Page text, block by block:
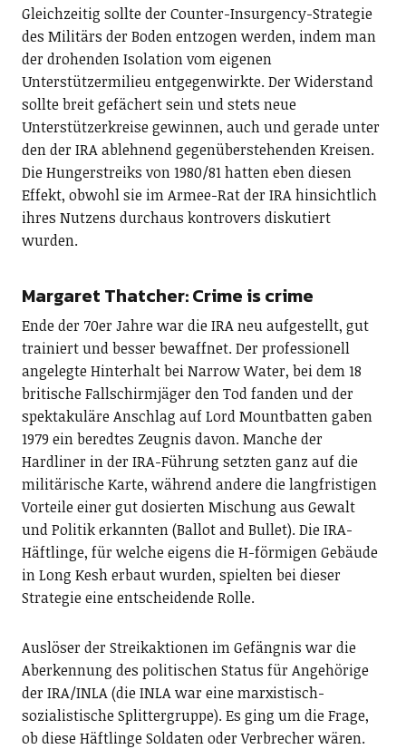
Gleichzeitig sollte der Counter-Insurgency-Strategie
des Militärs der Boden entzogen werden, indem man
der drohenden Isolation vom eigenen
Unterstützermilieu entgegenwirkte. Der Widerstand
sollte breit gefächert sein und stets neue
Unterstützerkreise gewinnen, auch und gerade unter
den der IRA ablehnend gegenüberstehenden Kreisen.
Die Hungerstreiks von 1980/81 hatten eben diesen
Effekt, obwohl sie im Armee-Rat der IRA hinsichtlich
ihres Nutzens durchaus kontrovers diskutiert
wurden.
Margaret Thatcher: Crime is crime
Ende der 70er Jahre war die IRA neu aufgestellt, gut
trainiert und besser bewaffnet. Der professionell
angelegte Hinterhalt bei Narrow Water, bei dem 18
britische Fallschirmjäger den Tod fanden und der
spektakuläre Anschlag auf Lord Mountbatten gaben
1979 ein beredtes Zeugnis davon. Manche der
Hardliner in der IRA-Führung setzten ganz auf die
militärische Karte, während andere die langfristigen
Vorteile einer gut dosierten Mischung aus Gewalt
und Politik erkannten (Ballot and Bullet). Die IRA-
Häftlinge, für welche eigens die H-förmigen Gebäude
in Long Kesh erbaut wurden, spielten bei dieser
Strategie eine entscheidende Rolle.
Auslöser der Streikaktionen im Gefängnis war die
Aberkennung des politischen Status für Angehörige
der IRA/INLA (die INLA war eine marxistisch-
sozialistische Splittergruppe). Es ging um die Frage,
ob diese Häftlinge Soldaten oder Verbrecher wären.